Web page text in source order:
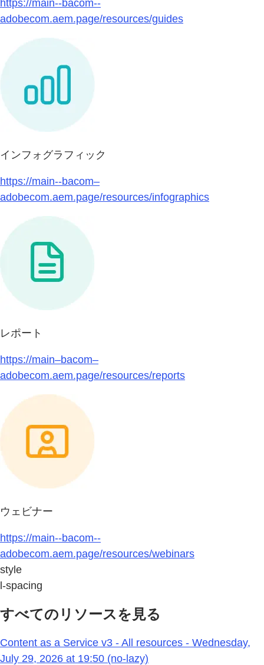
https://main--bacom--
adobecom.aem.page/resources/guides
インフォグラフィック
https://main--bacom–
adobecom.aem.page/resources/infographics
レポート
https://main–bacom–
adobecom.aem.page/resources/reports
ウェビナー
https://main--bacom--
adobecom.aem.page/resources/webinars
style
l-spacing
すべてのリソースを見る
Content as a Service v3 - All resources - Wednesday,
July 29, 2026 at 19:50 (no-lazy)